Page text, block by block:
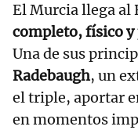
El Murcia llega al
completo, físico
Una de sus
Radebaugh, un
el triple, aportar
en momentos